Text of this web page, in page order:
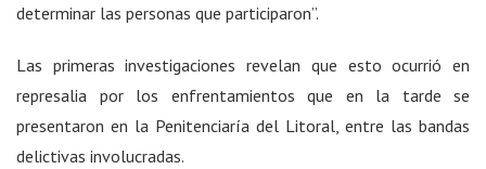
determinar las personas que participaron”.
Las primeras investigaciones revelan que esto ocurrió en
represalia por los enfrentamientos que en la tarde se
presentaron en la Penitenciaría del Litoral, entre las bandas
delictivas involucradas.